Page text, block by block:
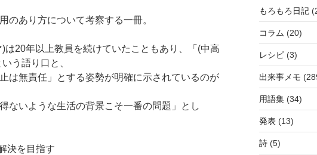
のあり方について考察する一冊。
は20年以上教員を続けていたこともあり、「(中高
う語り口と、
は無責任」とする姿勢が明確に示されているのが
ないような生活の背景こそ一番の問題」とし
決を目指す
もろもろ日記
コラム (20)
レシピ(3)
出来事メモ
用語集(34)
発表 (13)
詩(5)